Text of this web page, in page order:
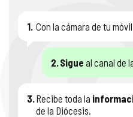
1. Con la cámara de tu móvil
2.Sigue al canal de
3.Recibe toda la
de la Diócesis.